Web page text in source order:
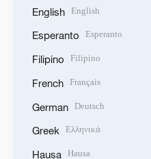
English English
Esperanto Esperanto
Filipino Filipino
French Français
German Deutsch
Greek Ελληνικά
Hausa Hausa